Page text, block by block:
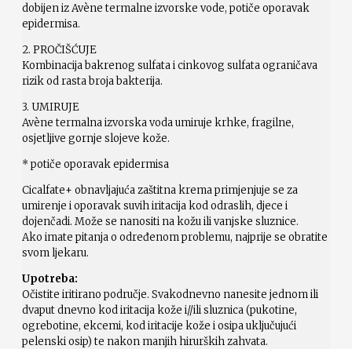
dobijen iz Avène termalne izvorske vode, potiče oporavak
epidermisa.
2. PROČIŠĆUJE
Kombinacija bakrenog sulfata i cinkovog sulfata ograničava
rizik od rasta broja bakterija.
3. UMIRUJE
Avène termalna izvorska voda umiruje krhke, fragilne,
osjetljive gornje slojeve kože.
* potiče oporavak epidermisa
Cicalfate+ obnavljajuća zaštitna krema primjenjuje se za
umirenje i oporavak suvih iritacija kod odraslih, djece i
dojenčadi. Može se nanositi na kožu ili vanjske sluznice.
Ako imate pitanja o određenom problemu, najprije se obratite
svom ljekaru.
Upotreba:
Očistite iritirano područje. Svakodnevno nanesite jednom ili
dvaput dnevno kod iritacija kože i//ili sluznica (pukotine,
ogrebotine, ekcemi, kod iritacije kože i osipa uključujući
pelenski osip) te nakon manjih hirurških zahvata.